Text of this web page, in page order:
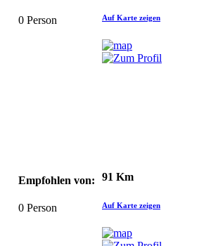
0 Person Auf Karte zeigen
Empfohlen von:
0 Person
91 Km
Auf Karte zeigen